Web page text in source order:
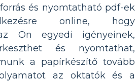
és nyomtatható pdf-ek
online, hogy
Ön egyedi igényeinek,
és nyomtathat,
a papírkészítő tovább
az oktatók és a